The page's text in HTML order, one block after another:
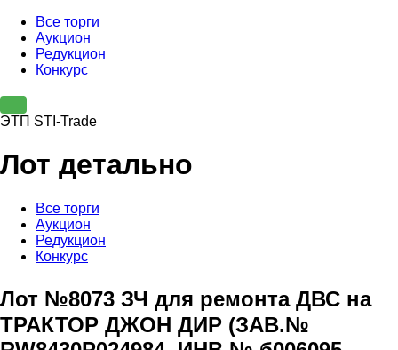
Все торги
Аукцион
Редукцион
Конкурс
ЭТП STI-Trade
Лот детально
Все торги
Аукцион
Редукцион
Конкурс
Лот №8073 ЗЧ для ремонта ДВС на
ТРАКТОР ДЖОН ДИР (ЗАВ.№